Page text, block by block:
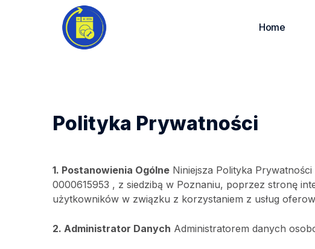
Home
Polityka Prywatności
1. Postanowienia Ogólne Niniejsza Polityka
0000615953 , z siedzibą w Poznaniu, poprzez stronę
użytkowników w związku z korzystaniem z usług
2. Administrator Danych Administratorem danych